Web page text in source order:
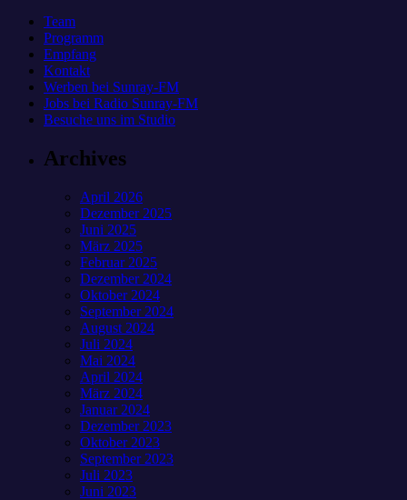
Team
Programm
Empfang
Kontakt
Werben bei Sunray-FM
Jobs bei Radio Sunray-FM
Besuche uns im Studio
Archives
April 2026
Dezember 2025
Juni 2025
März 2025
Februar 2025
Dezember 2024
Oktober 2024
September 2024
August 2024
Juli 2024
Mai 2024
April 2024
März 2024
Januar 2024
Dezember 2023
Oktober 2023
September 2023
Juli 2023
Juni 2023